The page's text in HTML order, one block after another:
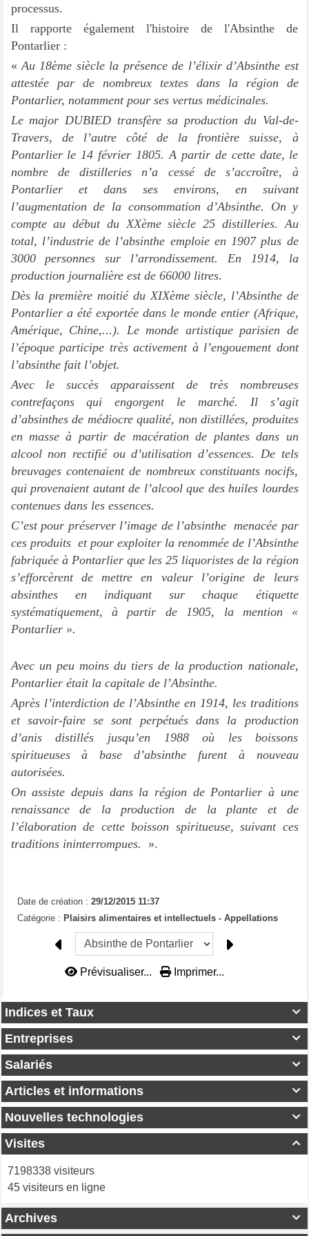

Indices et Taux

Entreprises

Salariés

Articles et informations

Nouvelles technologies

Visites
7198338 visiteurs
45 visiteurs en ligne
processus.
Il rapporte également l'histoire de l'Absinthe de
Pontarlier :
«Au 18ème siècle la présence de l’élixir d’Absinthe est
attestée par de nombreux textes dans la région de
Pontarlier, notamment pour ses vertus médicinales.
Le major DUBIED transfère sa production du Val-de-
Travers, de l’autre côté de la frontière suisse, à
Pontarlier le 14 février 1805. A partir de cette date, le
nombre de distilleries n’a cessé de s’accroître, à
Pontarlier et dans ses environs, en suivant
l’augmentation de la consommation d’Absinthe. On y
compte au début du XXème siècle 25 distilleries. Au
total, l’industrie de l’absinthe emploie en 1907 plus de
3000 personnes sur l’arrondissement. En 1914, la
production journalière est de 66000 litres.
Dès la première moitié du XIXème siècle, l’Absinthe de
Pontarlier a été exportée dans le monde entier (Afrique,
Amérique, Chine,...). Le monde artistique parisien de
l’époque participe très activement à l’engouement dont
l’absinthe fait l’objet.
Avec le succès apparaissent de très nombreuses
contrefaçons qui engorgent le marché. Il s’agit
d’absinthes de médiocre qualité, non distillées, produites
en masse à partir de macération de plantes dans un
alcool non rectifié ou d’utilisation d’essences. De tels
breuvages contenaient de nombreux constituants nocifs,
qui provenaient autant de l’alcool que des huiles lourdes
contenues dans les essences.
C’est pour préserver l’image de l’absinthe  menacée par
ces produits  et pour exploiter la renommée de l’Absinthe
fabriquée à Pontarlier que les 25 liquoristes de la région
s’efforcèrent de mettre en valeur l’origine de leurs
absinthes en indiquant sur chaque étiquette
systématiquement, à partir de 1905, la mention «
Pontarlier ».
Avec un peu moins du tiers de la production nationale,
Pontarlier était la capitale de l’Absinthe.
Après l’interdiction de l’Absinthe en 1914, les traditions
et savoir-faire se sont perpétués dans la production
d’anis distillés jusqu’en 1988 où les boissons
spiritueuses à base d’absinthe furent à nouveau
autorisées.
On assiste depuis dans la région de Pontarlier à une
renaissance de la production de la plante et de
l’élaboration de cette boisson spiritueuse, suivant ces
traditions ininterrompues.
».
Date de création : 29/12/2015 11:37
Catégorie : Plaisirs alimentaires et intellectuels - Appellations
Prévisualiser... Imprimer...

Archives